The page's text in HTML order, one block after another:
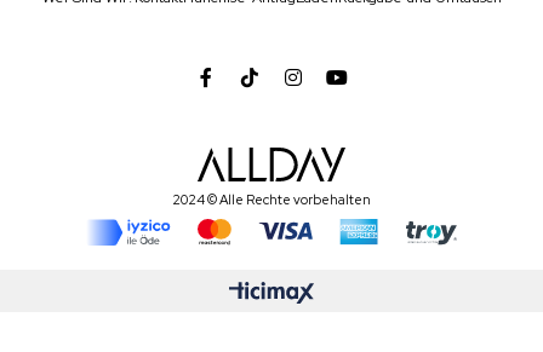
2024 © Alle Rechte vorbehalten